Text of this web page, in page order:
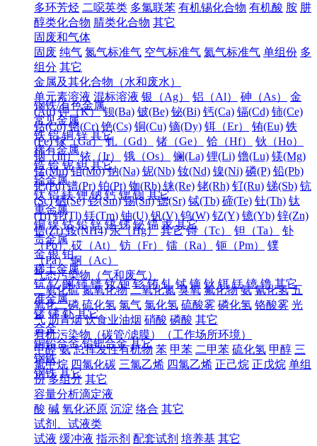
多环芳烃 二噁英类 多氯联苯 有机锡化合物 有机酸 胺 肼
醇类化合物 腈类化合物 其它
固废和气体
固废 纯气 氮气标准气 空气标准气 氦气标准气 单组份 多
组分 其它
金属及其化合物（水和废水）
单元素溶液 混标溶液 银（Ag） 铝（Al） 砷（As）
金
(Au) 钾（K） 钡(Ba) 铍(Be) 铋(Bi) 钙(Ca) 镉(Cd) 铈(Ce)
钴(Co) 铬(Cr) 铯(Cs) 铜(Cu) 镝(Dy) 铒（Er） 铕(Eu) 铁
(Fe) 镓（Ga） 钆（Gd） 锗（Ge） 铪（Hf）
钬（Ho）
铟（In） 铱（Ir） 锇（Os） 镧(La) 锂(Li) 镥(Lu) 镁(Mg)
锰(Mn) 钼(Mo) 钠(Na) 铌(Nb) 钕(Nd) 镍(Ni) 磷(P) 铅(Pb)
钯(Pd) 镨(Pr) 铂(Pt) 铷(Rb) 铼(Re) 铑(Rh) 钌(Ru) 锑(Sb) 钪
(Sc) 硒(Se) 钐(Sm) 锡(Sn) 锶(Sr) 铽(Tb) 碲(Te) 钍(Th) 钛
(Ti) 铊(Tl) 铥(Tm) 铀(U) 钒(V) 钨(W) 钇(Y) 镱(Yb) 锌(Zn)
锆(Zr) 铵(NH4) 汞（Hg） 其它 锝（Tc） 钽（Ta）
钋
（Po） 砹（At） 钫（Fr） 镭（Ra） 钷（Pm）
镤
（Pa） 锕（Ac）
气态污染物（气和废气）
二氧化硫 氮氧化物 二氧化氮 臭氧 氟化物 氨 氰化氢 五
氧化二磷 硫化氢 氯气 氯化氢 硫酸雾 磷化氢 铬酸雾 光
气 沥青烟 饮食业油烟 硝酸 磷酸 其它
有机污染物（碳管/滤膜）（工作场所环境）
甲醛 氨 总挥发性有机物 苯 甲苯 二甲苯 硫化氢 甲醇 三
氯甲烷 四氯化碳 三氯乙烯 四氯乙烯 正己烷 正戊烷 单组
份 多组分 其它
容量分析滴定液
酸 碱 氧化还原 沉淀 络合 其它
试剂、试液类
试液 缓冲液 指示剂 配套试剂 培养基 其它
钢铁/有色金属
常见金属
铁 铝 铜 锌 其它
稀有金属
锆 铪 铌 钽 其它
轻金属
钛 铝 镁 钾 钠 钙 锶 钡 其它
重金属
铜 镍 钴 铅 锌 锡 锑 铋 镉 汞 其它
贵金属
金 银 铂
稀土金属
钪 钇 镧 铈 镨 钕 钷 钐 铕 钆 铽 镝 钬 铒 铥 镱 镥 其它
准金属
锗 锑 钋 其它
合金
铜铅合金 铅钯合金 其它
钢铁
钢铁 其它